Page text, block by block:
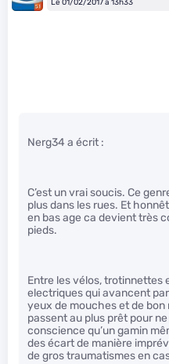
Le 01/02/2017 à 13h33
Nerg34 a écrit :
C’est un vrai soucis. Ce
plus dans les rues. Et
en bas age ca devient très
pieds.
Entre les vélos, trotinnettes
electriques qui avancent
yeux de mouches et de
passent au plus prêt pour
conscience qu’un gamin
des écart de manière
de gros traumatismes en